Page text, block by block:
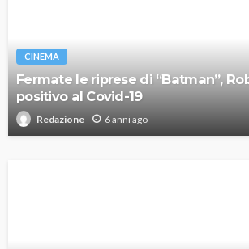
CINEMA
Fermate le riprese di “Batman”,
positivo al Covid-19
Redazione 6 anni ago